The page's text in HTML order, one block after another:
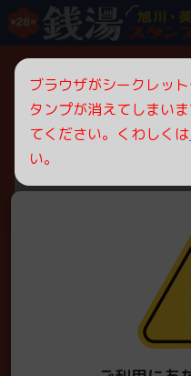
ブラウザがシークレッ
タンプが消えてしまい
てください。くわしくは
い。
第1条（適用）
株式
（以下、「当社」とい
湯スタンプラリー（以
す）の利用に関して適
サービスを利用するこ
ものとみなされます。